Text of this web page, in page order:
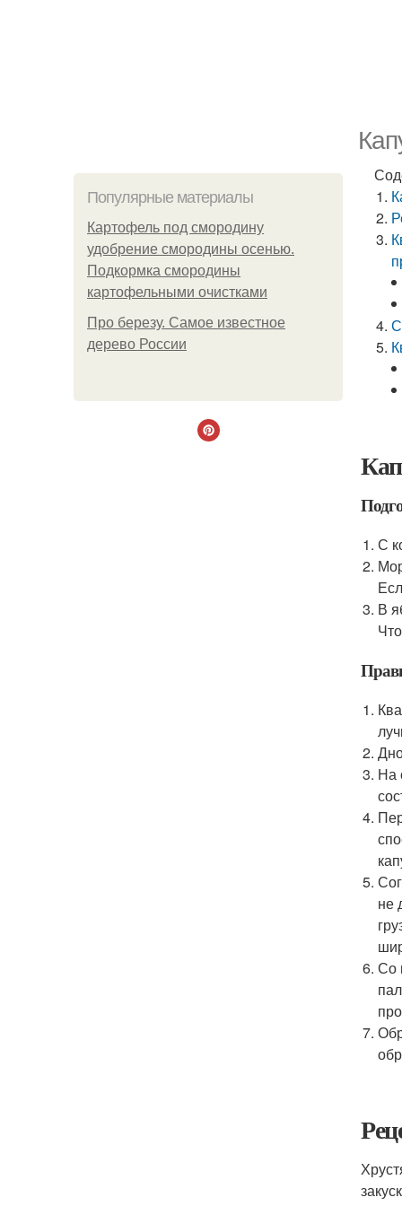
Популярные материалы
Картофель под смородину
удобрение смородины осенью.
Подкормка смородины
картофельными очистками
Про березу. Самое известное
дерево России
С
В
На
не
Со